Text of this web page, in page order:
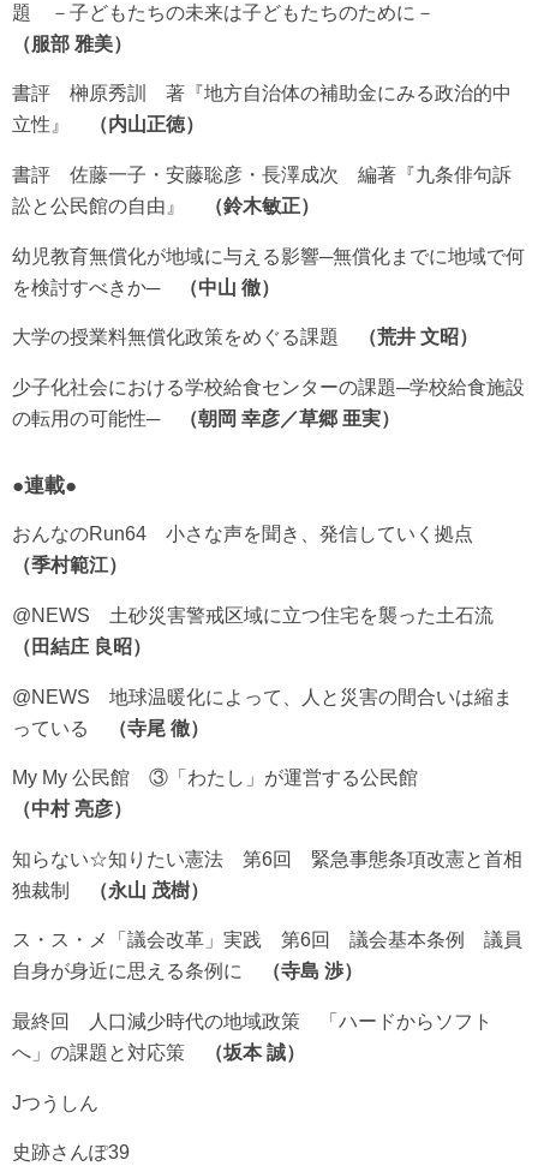
題 －子どもたちの未来は子どもたちのために－
服部 雅美
書評 榊原秀訓 著『地方自治体の補助金にみる政治的中
立性』
内山正徳
書評 佐藤一子・安藤聡彦・長澤成次 編著『九条俳句訴
訟と公民館の自由』
鈴木敏正
幼児教育無償化が地域に与える影響─無償化までに地域で何
を検討すべきか─
中山 徹
大学の授業料無償化政策をめぐる課題 荒井 文昭
少子化社会における学校給食センターの課題─学校給食施設
の転用の可能性─
朝岡 幸彦／草郷 亜実
●連載●
おんなのRun64 小さな声を聞き、発信していく拠点
季村範江
@NEWS 土砂災害警戒区域に立つ住宅を襲った土石流
田結庄 良昭
@NEWS 地球温暖化によって、人と災害の間合いは縮ま
っている
寺尾 徹
My My 公民館 ③「わたし」が運営する公民館
中村 亮彦
知らない☆知りたい憲法 第6回 緊急事態条項改憲と首相
独裁制
永山 茂樹
ス・ス・メ「議会改革」実践 第6回 議会基本条例 議員
自身が身近に思える条例に
寺島 渉
最終回 人口減少時代の地域政策 「ハードからソフト
へ」の課題と対応策
坂本 誠
Jつうしん
史跡さんぽ39